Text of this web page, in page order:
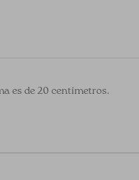
es de 20 centímetros.